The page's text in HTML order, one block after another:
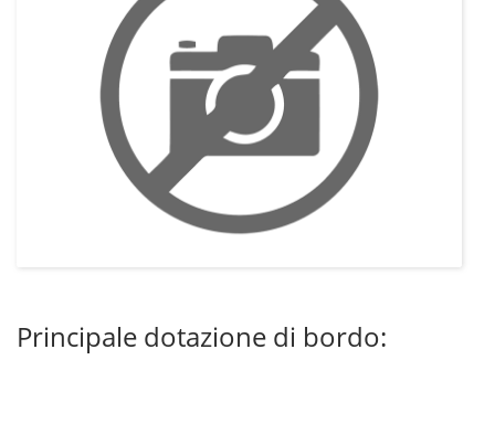
Principale dotazione di bordo: